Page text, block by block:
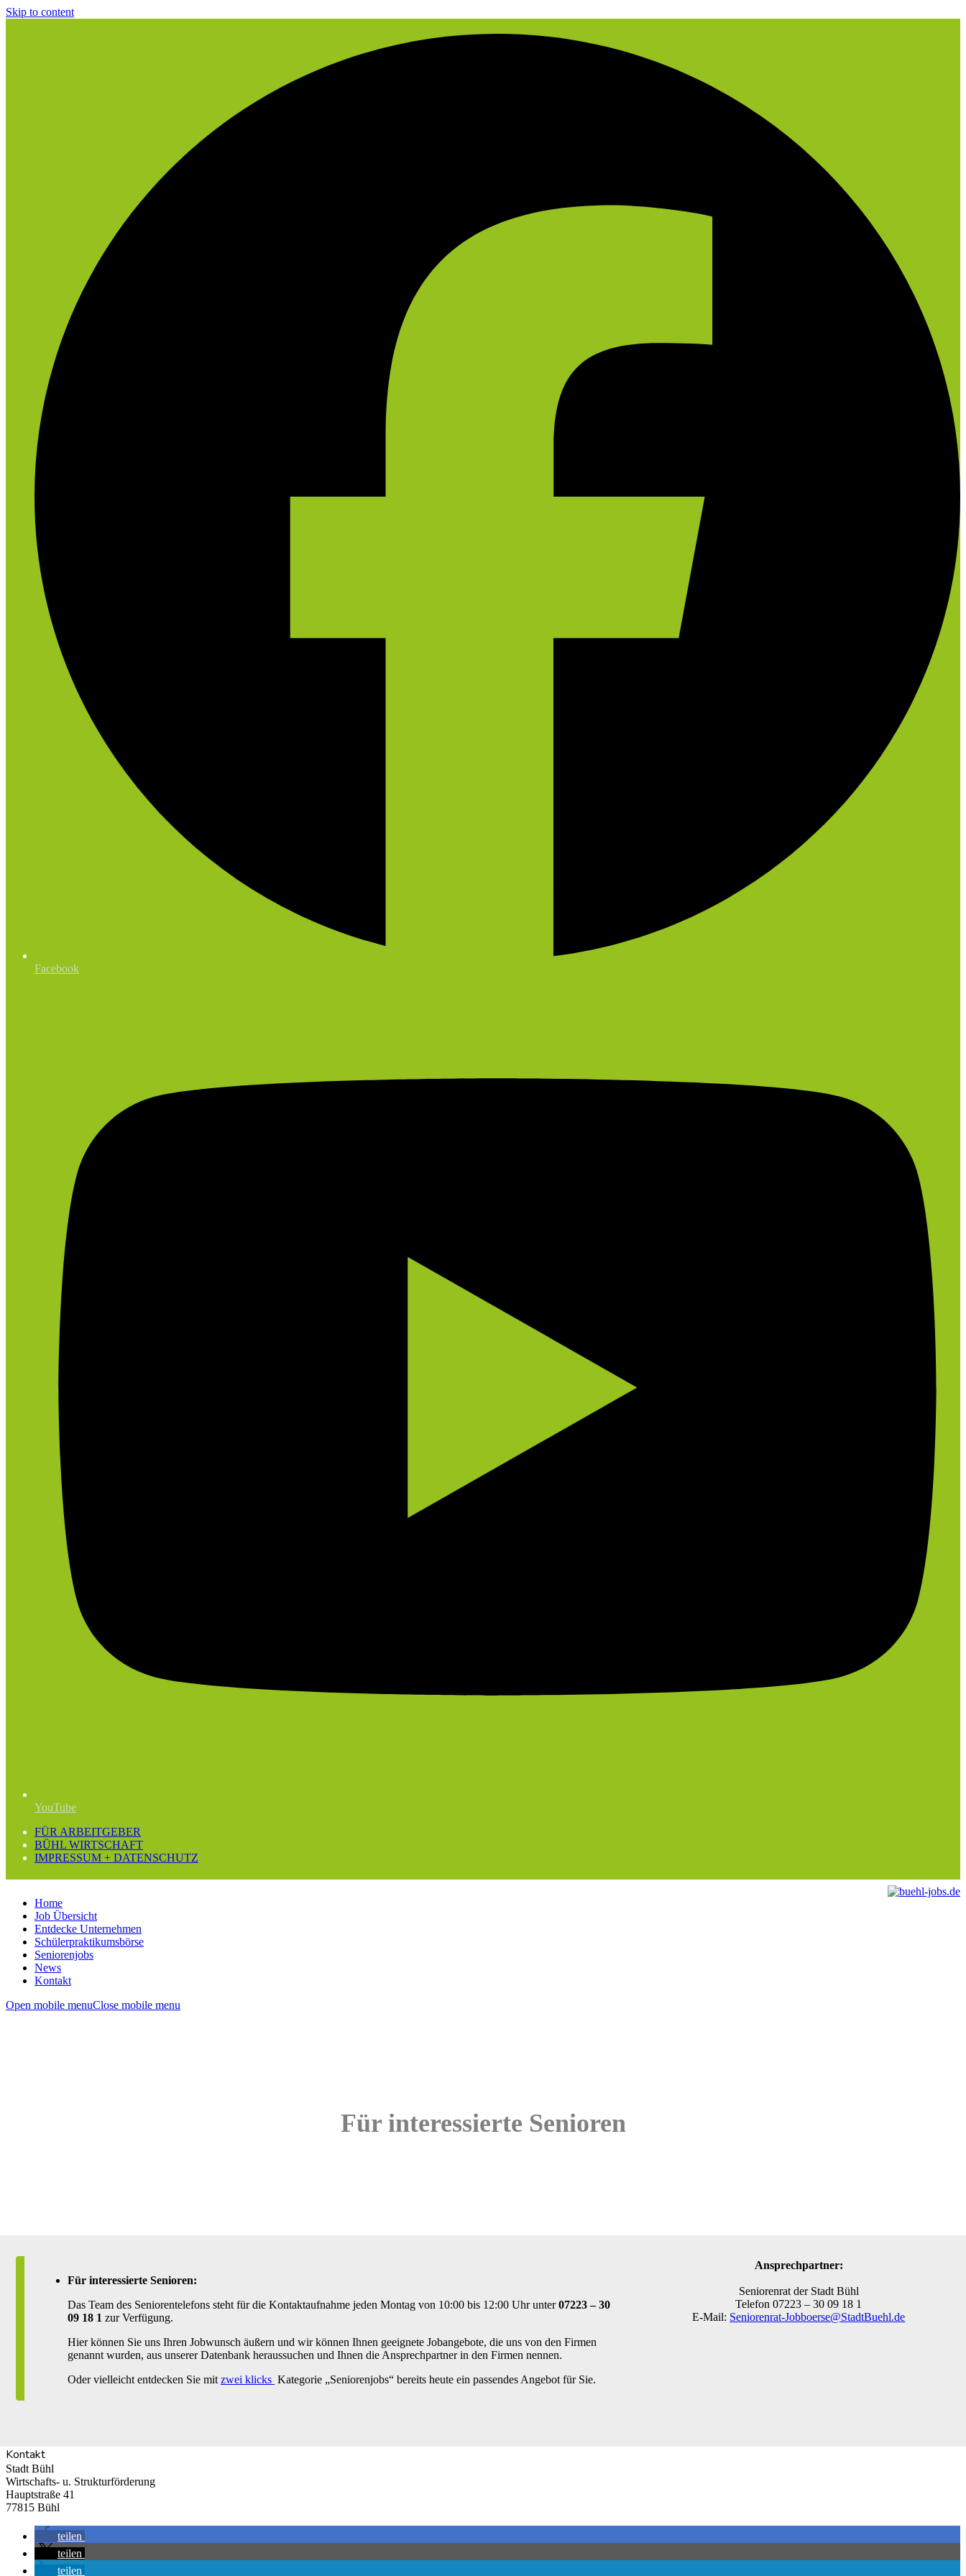
Skip to content
Facebook
YouTube
FÜR ARBEITGEBER
BÜHL WIRTSCHAFT
IMPRESSUM + DATENSCHUTZ
Home
Job Übersicht
Entdecke Unternehmen
Schülerpraktikumsbörse
Seniorenjobs
News
Kontakt
Open mobile menuClose mobile menu
Für interessierte Senioren
Für interessierte Senioren:
Das Team des Seniorentelefons steht für die Kontaktaufnahme jeden Montag von 10:00 bis 12:00 Uhr unter07223 – 30
09 18 1 zur Verfügung.
Hier können Sie uns Ihren Jobwunsch äußern und wir können Ihnen geeignete Jobangebote, die uns von den Firmen
genannt wurden, aus unserer Datenbank heraussuchen und Ihnen die Ansprechpartner in den Firmen nennen.
Oder vielleicht entdecken Sie mit zwei klicks Kategorie „Seniorenjobs“ bereits heute ein passendes Angebot für Sie.
Ansprechpartner:
Seniorenrat der Stadt Bühl
Telefon 07223 – 30 09 18 1
E-Mail: Seniorenrat-Jobboerse@StadtBuehl.de
Kontakt
Stadt Bühl
Wirtschafts- u. Strukturförderung
Hauptstraße 41
77815 Bühl
teilen
teilen
teilen